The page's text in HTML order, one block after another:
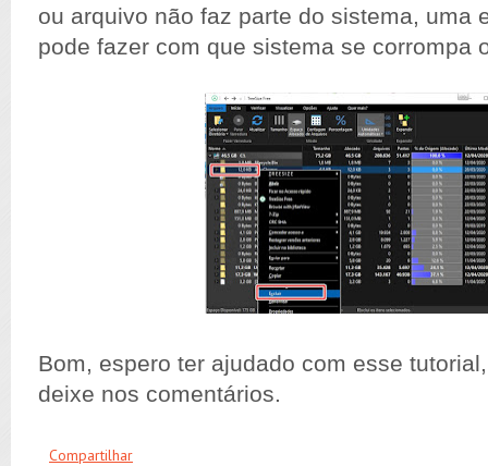
ou arquivo não faz parte do sistema, uma
pode fazer com que sistema se corrompa
Bom, espero ter ajudado com esse
deixe nos comentários.
Compartilhar